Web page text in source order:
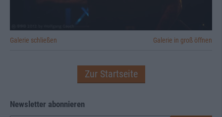
Galerie schließen Galerie in groß öffnen
Zur Startseite
Newsletter abonnieren